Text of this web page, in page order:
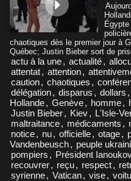
chaotiques dès le premier jour à
Québec; Justin Bieber sort de
actu à la une, actualité,
attentat, attention,
caution, chaotiques ,
délégation, disparus , dollars ,
Hollande, Genève, homme,
Justin Bieber, Kiev, L'Isle-
maltraitance, médicaments ,
notice, nu, officielle, otage,
Vandenbeusch, peuple
pompiers , Président
recouvrer, reçu, respect,
syrienne, Vatican, vise,